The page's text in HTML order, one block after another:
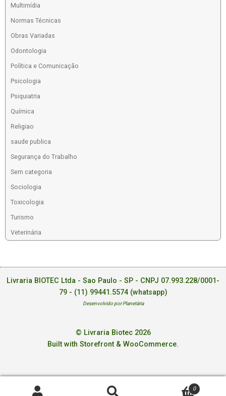
Multimídia
Normas Técnicas
Obras Variadas
Odontologia
Política e Comunicação
Psicologia
Psiquiatria
Química
Religiao
saude publica
Segurança do Trabalho
Sem categoria
Sociologia
Toxicologia
Turismo
Veterinária
Livraria BIOTEC Ltda - Sao Paulo - SP - CNPJ 07.993.228/0001-
79 - (11) 99441.5574 (whatsapp)
Desenvolvido por Planetária
© Livraria Biotec 2026
Built with Storefront & WooCommerce.
0